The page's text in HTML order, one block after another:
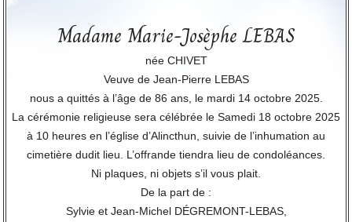
Madame Marie-Josèphe LEBAS
née CHIVET
Veuve de Jean-Pierre LEBAS
nous a quittés à l’âge de 86 ans, le mardi 14 octobre 2025.
La cérémonie religieuse sera célébrée le Samedi 18 octobre 2025
à 10 heures en l’église d’Alincthun, suivie de l’inhumation au
cimetière dudit lieu. L’offrande tiendra lieu de condoléances.
Ni plaques, ni objets s’il vous plait.
De la part de :
Sylvie et Jean-Michel DÉGREMONT-LEBAS,